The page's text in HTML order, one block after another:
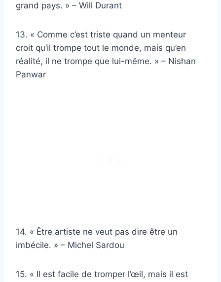
grand pays. » – Will Durant
13. « Comme c’est triste quand un menteur
croit qu’il trompe tout le monde, mais qu’en
réalité, il ne trompe que lui-même. » – Nishan
Panwar
14. « Être artiste ne veut pas dire être un
imbécile. » – Michel Sardou
15. « Il est facile de tromper l’œil, mais il est